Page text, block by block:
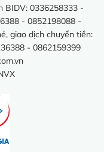
BIDV: 0336258333 -
- 0852198088 -
giao dịch chuyển tiền:
- 0862159399